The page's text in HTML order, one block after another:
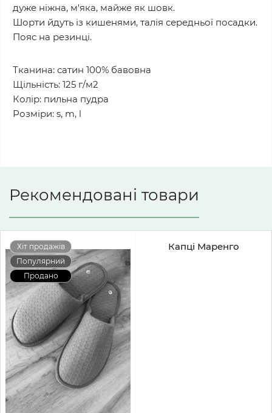
дуже ніжна, м'яка, майже як шовк.
Шорти йдуть із кишенями, талія середньої посадки.
Пояс на резинці.
Тканина: сатин 100% бавовна
Щільність: 125 г/м2
Колір: пильна пудра
Розміри: s, m, l
Рекомендовані товари
Хіт продажів
Популярний
Продано
Капці Маренго